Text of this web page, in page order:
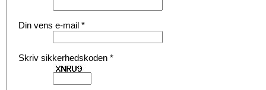
Din vens e-mail *
Skriv sikkerhedskoden *